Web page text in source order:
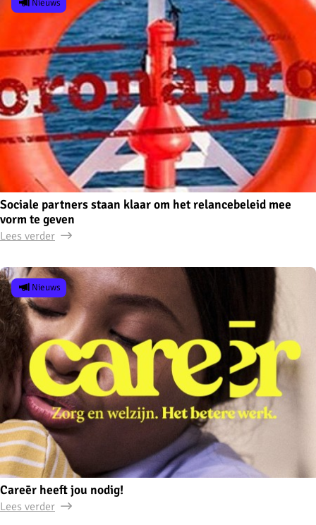
Sociale partners staan klaar om het relancebeleid mee
vorm te geven
Nieuws
Lees verder
Careēr heeft jou nodig!
Nieuws
Lees verder